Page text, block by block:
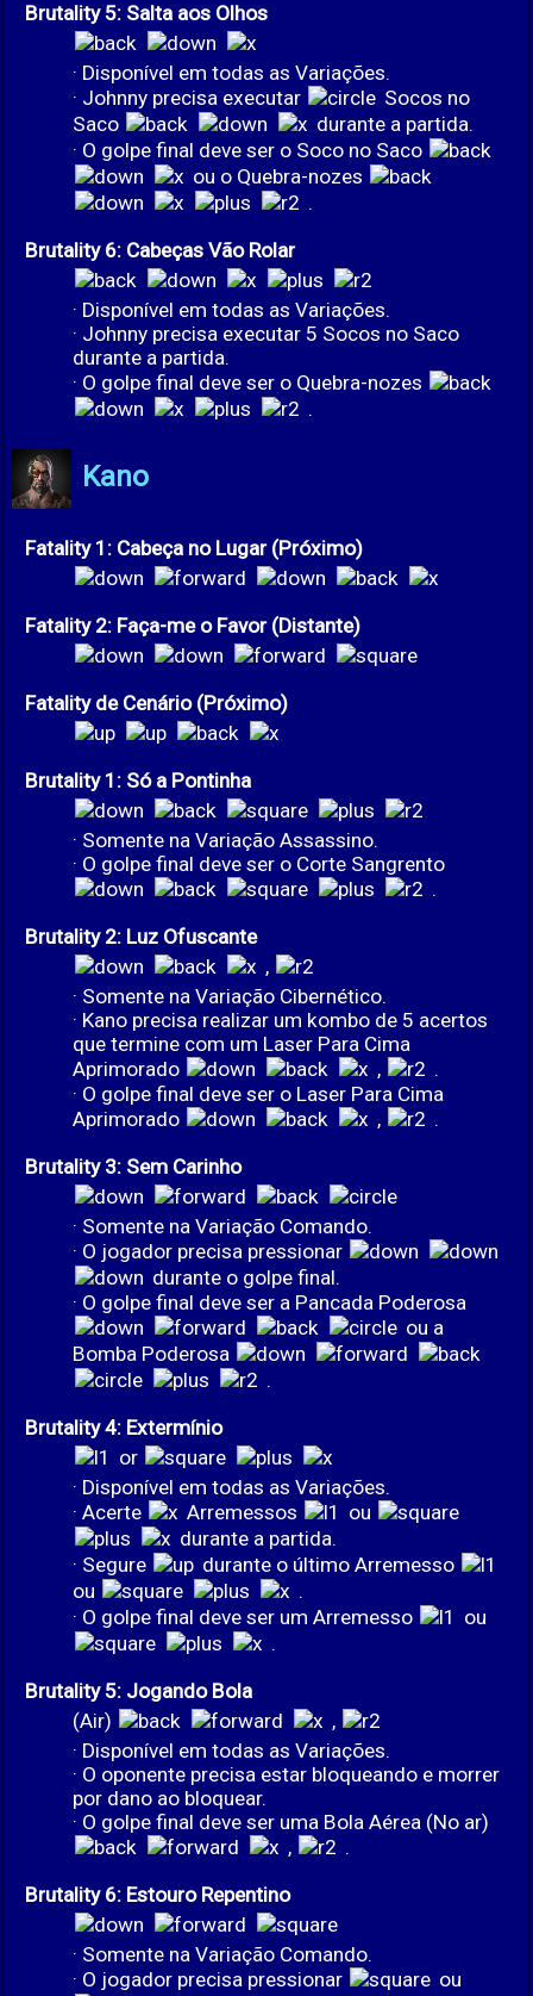
Brutality 5: Salta aos Olhos
· Disponível em todas as Variações.
· Johnny precisa executar
Socos no
Saco
durante a partida.
· O golpe final deve ser o Soco no Saco
ou o Quebra-nozes
.
Brutality 6: Cabeças Vão Rolar
· Disponível em todas as Variações.
· Johnny precisa executar 5 Socos no Saco
durante a partida.
· O golpe final deve ser o Quebra-nozes
.
Kano
Fatality 1: Cabeça no Lugar (Próximo)
Fatality 2: Faça-me o Favor (Distante)
Fatality de Cenário (Próximo)
Brutality 1: Só a Pontinha
· Somente na Variação Assassino.
· O golpe final deve ser o Corte Sangrento
.
Brutality 2: Luz Ofuscante
,
· Somente na Variação Cibernético.
· Kano precisa realizar um kombo de 5 acertos
que termine com um Laser Para Cima
Aprimorado
,
.
· O golpe final deve ser o Laser Para Cima
Aprimorado
,
.
Brutality 3: Sem Carinho
· Somente na Variação Comando.
· O jogador precisa pressionar
durante o golpe final.
· O golpe final deve ser a Pancada Poderosa
ou a
Bomba Poderosa
.
Brutality 4: Extermínio
or
· Disponível em todas as Variações.
· Acerte
Arremessos
ou
durante a partida.
· Segure
durante o último Arremesso
ou
.
· O golpe final deve ser um Arremesso
ou
.
Brutality 5: Jogando Bola
(Air)
,
· Disponível em todas as Variações.
· O oponente precisa estar bloqueando e morrer
por dano ao bloquear.
· O golpe final deve ser uma Bola Aérea (No ar)
,
.
Brutality 6: Estouro Repentino
· Somente na Variação Comando.
· O jogador precisa pressionar
ou